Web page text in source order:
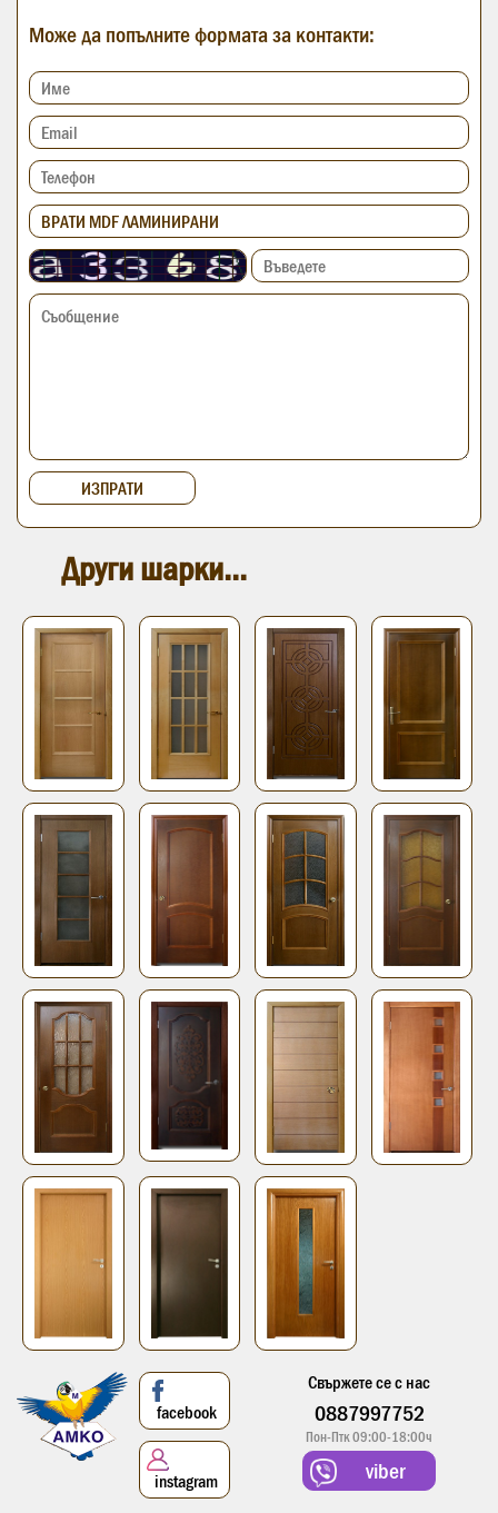
Може да попълните формата за контакти:
Други шарки...
facebook
instagram
Свържете се с нас
0887997752
Пон-Птк 09:00-18:00ч
viber